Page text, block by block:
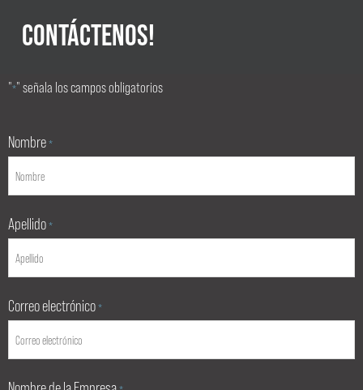
CONTÁCTENOS!
"*" señala los campos obligatorios
Nombre *
Apellido *
Correo electrónico *